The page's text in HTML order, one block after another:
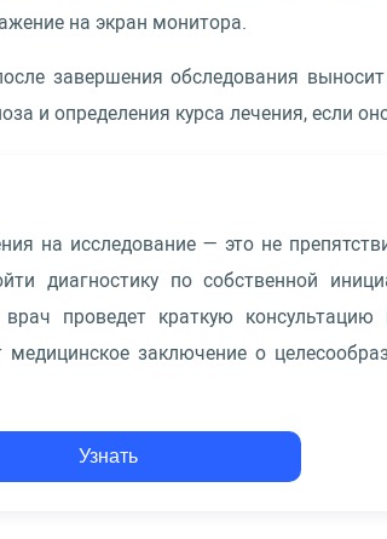
на экран монитора.
завершения обследования
и определения курса лечения, если
на исследование — это не
диагностику по собственной
проведет краткую
заключение о
Узнать